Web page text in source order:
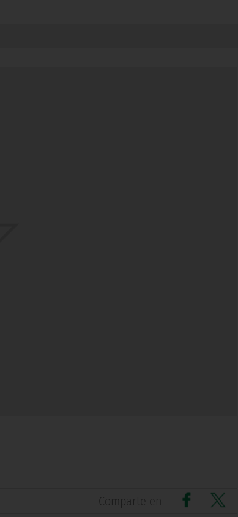
Comparte en